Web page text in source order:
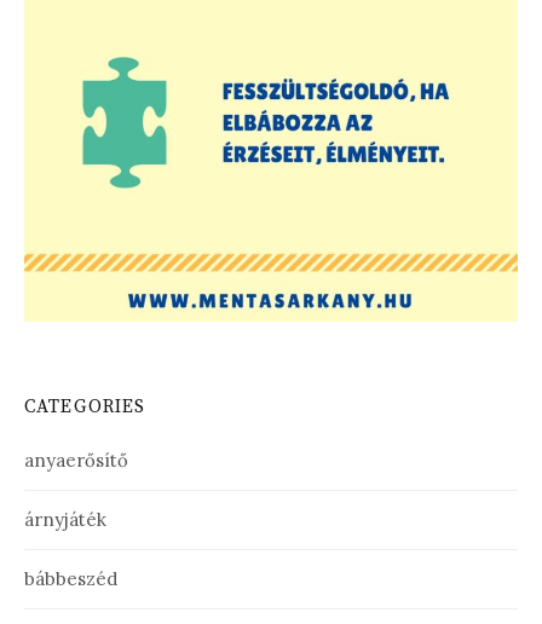
CATEGORIES
anyaerősítő
árnyjáték
bábbeszéd